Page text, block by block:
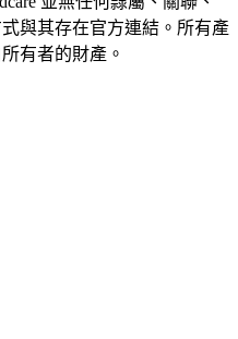
與其存在官方連結。所有產
有者的財產。